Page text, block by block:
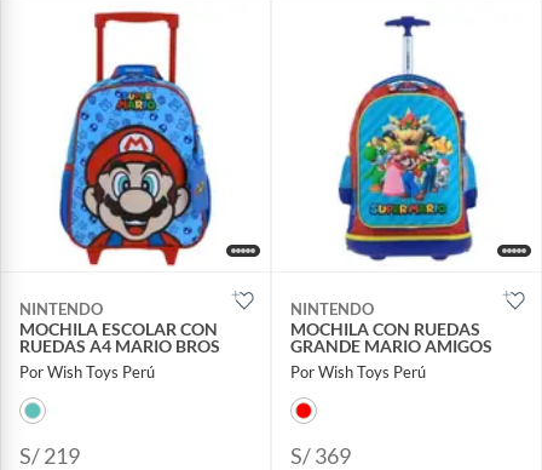
NINTENDO
MOCHILA ESCOLAR CON
RUEDAS A4 MARIO BROS
Por Wish Toys Perú
S/ 219
NINTENDO
MOCHILA CON RUEDAS
GRANDE MARIO AMIGOS
Por Wish Toys Perú
S/ 369